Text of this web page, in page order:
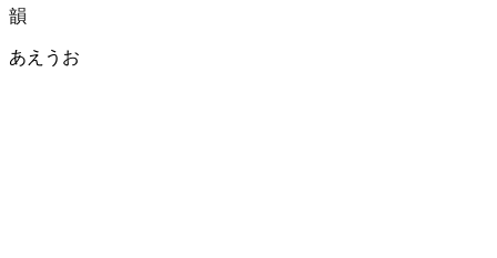
韻
あえうお